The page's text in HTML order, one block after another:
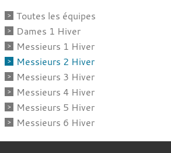
Toutes les équipes
Dames 1 Hiver
Messieurs 1 Hiver
Messieurs 2 Hiver
Messieurs 3 Hiver
Messieurs 4 Hiver
Messieurs 5 Hiver
Messieurs 6 Hiver